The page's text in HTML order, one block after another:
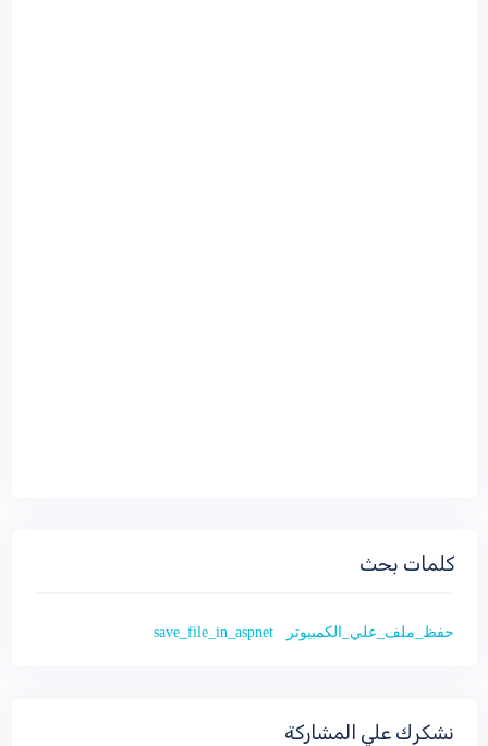
كلمات بحث
حفظ_ملف_علي_الكمبيوتر save_file_in_aspnet
نشكرك علي المشاركة